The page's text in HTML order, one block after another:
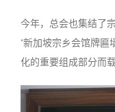
今年，总会也集结了
“新加坡宗乡会馆牌匾
化的重要组成部分而载